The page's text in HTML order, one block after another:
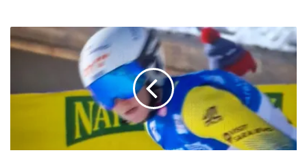
Elvedina
Muzaferija
mjesto
u